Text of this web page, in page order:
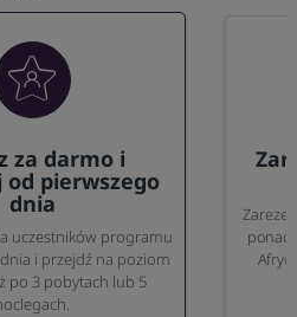
za darmo i
pierwszego
dnia
uczestników programu
i przejdź na poziom
po 3 pobytach lub 5
ponad